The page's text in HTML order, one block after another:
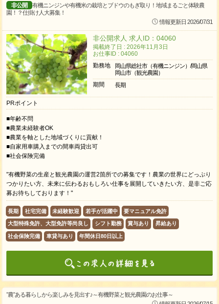
非公開
有機ニンジンや有機米の栽培とブドウのもぎ取り！地域まるごと体験農
園！？仕掛け人大募集！
情報更新日 2026/07/31
非公開求人 求人ID：04060
掲載終了日 : 2026年11月3日
お仕事ID : 04060
勤務地
岡山県総社市（有機ニンジン）/岡山県
岡山市（観光農園）
期間
長期
PRポイント
■年齢不問
■農業未経験者OK
■農業を軸とした地域づくりに貢献！
■自家用車購入までの間車両貸出可
■社会保険完備
"有機野菜の生産と観光農園の運営2箇所での募集です！農業の世界にどっぷり
つかりたい方、未来に伝わるおもしろい仕事を展開していきたい方、是非ご応
募お待ちしております！"
長期 社宅完備 未経験歓迎 若手が活躍中 要マニュアル免許
大型特殊免許、大型免許等尚良し シフト勤務 賞与あり 昇給あり
社会保険完備 車貸与あり 年間休日80日以上
”農”ある暮らしから楽しみを見出す♪～有機野菜と観光農園のお仕事～